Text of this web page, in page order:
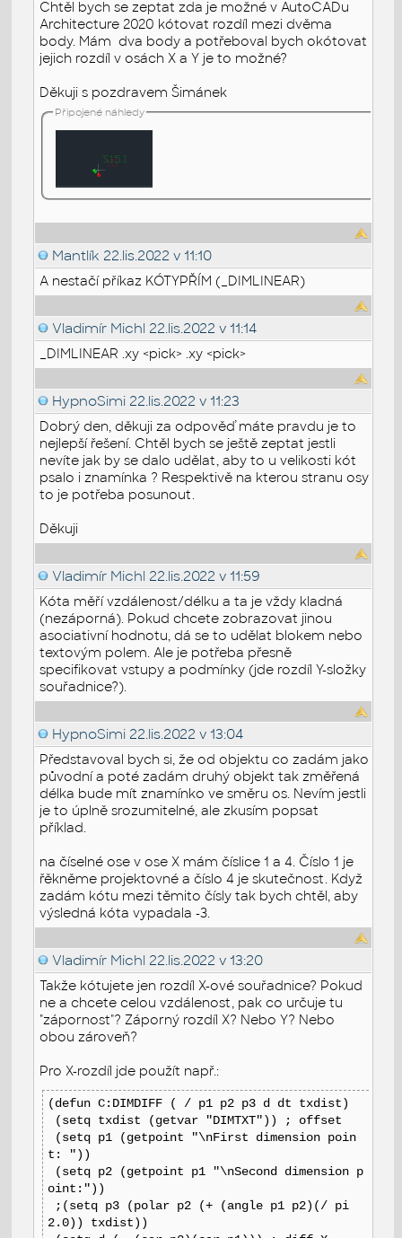
Chtěl bych se zeptat zda je možné v AutoCADu
Architecture 2020 kótovat rozdíl mezi dvěma
body. Mám dva body a potřeboval bych okótovat
jejich rozdíl v osách X a Y je to možné?
Děkuji s pozdravem Šimánek
Připojené náhledy
Mantlík 22.lis.2022 v 11:10
A nestačí příkaz KÓTYPŘÍM (_DIMLINEAR)
Vladimír Michl 22.lis.2022 v 11:14
_DIMLINEAR .xy <pick> .xy <pick>
HypnoSimi 22.lis.2022 v 11:23
Dobrý den, děkuji za odpověď máte pravdu je to
nejlepší řešení. Chtěl bych se ještě zeptat jestli
nevíte jak by se dalo udělat, aby to u velikosti kót
psalo i znamínka ? Respektivě na kterou stranu osy
to je potřeba posunout.
Děkuji
Vladimír Michl 22.lis.2022 v 11:59
Kóta měří vzdálenost/délku a ta je vždy kladná
(nezáporná). Pokud chcete zobrazovat jinou
asociativní hodnotu, dá se to udělat blokem nebo
textovým polem. Ale je potřeba přesně
specifikovat vstupy a podmínky (jde rozdíl Y-složky
souřadnice?).
HypnoSimi 22.lis.2022 v 13:04
Představoval bych si, že od objektu co zadám jako
původní a poté zadám druhý objekt tak změřená
délka bude mít znamínko ve směru os. Nevím jestli
je to úplně srozumitelné, ale zkusím popsat
příklad.
na číselné ose v ose X mám číslice 1 a 4. Číslo 1 je
řěkněme projektovné a číslo 4 je skutečnost. Když
zadám kótu mezi těmito čísly tak bych chtěl, aby
výsledná kóta vypadala -3.
Vladimír Michl 22.lis.2022 v 13:20
Takže kótujete jen rozdíl X-ové souřadnice? Pokud
ne a chcete celou vzdálenost, pak co určuje tu
"zápornost"? Záporný rozdíl X? Nebo Y? Nebo
obou zároveň?
Pro X-rozdíl jde použít např.:
(defun C:DIMDIFF ( / p1 p2 p3 d dt txdist)
(setq txdist (getvar "DIMTXT")) ; offset
(setq p1 (getpoint "\nFirst dimension poin
t: "))
(setq p2 (getpoint p1 "\nSecond dimension p
oint:"))
;(setq p3 (polar p2 (+ (angle p1 p2)(/ pi
2.0)) txdist))